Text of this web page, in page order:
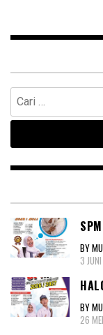
Cari
untuk:
BY
3
BY
26